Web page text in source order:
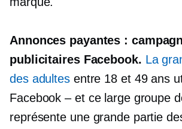
Annonces payantes :
publicitaires Facebook. La
des adultesentre 18 et 49 ans
Facebook – et ce large groupe
représente une grande partie